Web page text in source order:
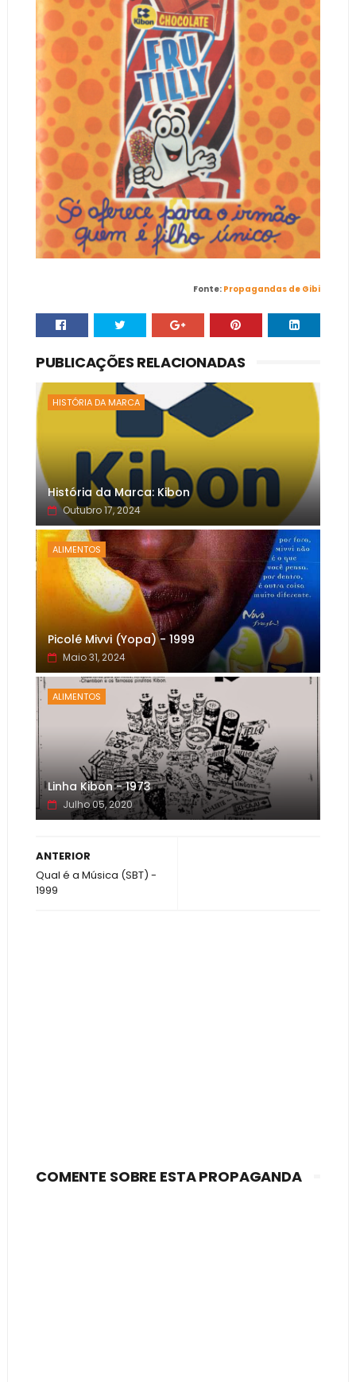
Fonte: Propagandas de Gibi
PUBLICAÇÕES RELACIONADAS
HISTÓRIA DA MARCA
História da Marca: Kibon
Outubro 17, 2024
ALIMENTOS
Picolé Mivvi (Yopa) - 1999
Maio 31, 2024
ALIMENTOS
Linha Kibon - 1973
Julho 05, 2020
ANTERIOR
Qual é a Música (SBT) -
1999
COMENTE SOBRE ESTA PROPAGANDA